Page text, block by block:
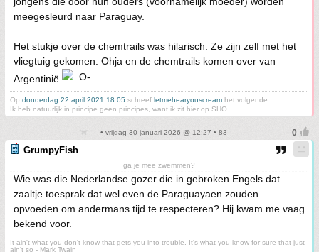
meegesleurd naar Paraguay.
Het stukje over de chemtrails was hilarisch. Ze zijn zelf met het
vliegtuig gekomen. Ohja en de chemtrails komen over van
Argentinië
Op donderdag 22 april 2021 18:05 schreef letmehearyouscream het volgende:
Ik heb natuurlijk in principe geen principes, want ik zit hier op SHO.
• vrijdag 30 januari 2026 @ 12:27 • 83
GrumpyFish
ga je mee zwemmen?
Wie was die Nederlandse gozer die in gebroken Engels dat
zaaltje toesprak dat wel even de Paraguayaen zouden
opvoeden om andermans tijd te respecteren? Hij kwam me vaag
bekend voor.
It ain't what you don't know that gets you into trouble. It's what you know for sure that just
ain't so - Mark Twain